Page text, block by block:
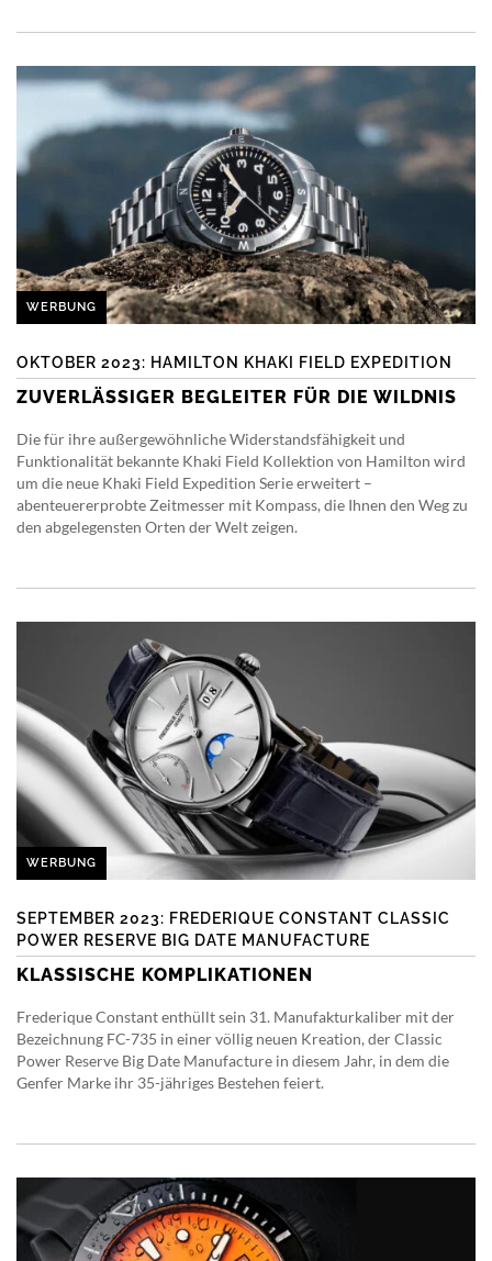
WERBUNG
OKTOBER 2023: HAMILTON KHAKI FIELD EXPEDITION
ZUVERLÄSSIGER BEGLEITER FÜR DIE WILDNIS
Die für ihre außergewöhnliche Widerstandsfähigkeit und
Funktionalität bekannte Khaki Field Kollektion von Hamilton wird
um die neue Khaki Field Expedition Serie erweitert –
abenteuererprobte Zeitmesser mit Kompass, die Ihnen den Weg zu
den abgelegensten Orten der Welt zeigen.
WERBUNG
SEPTEMBER 2023: FREDERIQUE CONSTANT CLASSIC
POWER RESERVE BIG DATE MANUFACTURE
KLASSISCHE KOMPLIKATIONEN
Frederique Constant enthüllt sein 31. Manufakturkaliber mit der
Bezeichnung FC-735 in einer völlig neuen Kreation, der Classic
Power Reserve Big Date Manufacture in diesem Jahr, in dem die
Genfer Marke ihr 35-jähriges Bestehen feiert.